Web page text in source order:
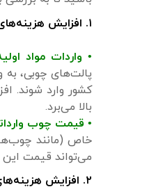
۱. افزایش هزینه‌های مواد اولیه
• واردات مواد
پالت‌های چوبی، به
کشور وارد شوند.
بالا می‌برد.
• قیمت چوب
خاص (مانند
می‌تواند قیمت این
۲. افزایش هزینه‌های حمل و نقل و گمرک